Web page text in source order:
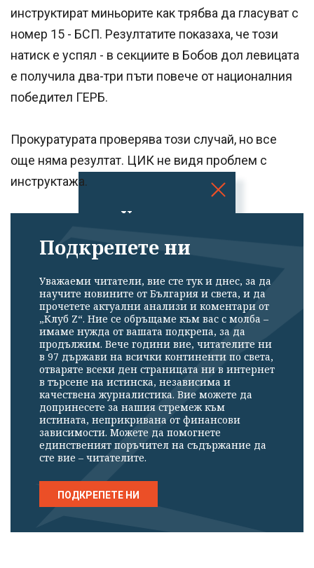
Успешно
профила си!
инструктират миньорите как трябва да гласуват с
номер 15 - БСП. Резултатите показаха, че този
натиск е успял - в секциите в Бобов дол левицата
е получила два-три пъти повече от националния
победител ГЕРБ.
Прокуратурата проверява този случай, но все
още няма резултат. ЦИК не видя проблем с
инструктажа.
Подкрепете ни
Уважаеми читатели, вие сте тук и днес, за да
научите новините от България и света, и да
прочетете актуални анализи и коментари от
„Клуб Z“. Ние се обръщаме към вас с молба –
имаме нужда от вашата подкрепа, за да
продължим. Вече години вие, читателите ни
в 97 държави на всички континенти по света,
отваряте всеки ден страницата ни в интернет
в търсене на истинска, независима и
качествена журналистика. Вие можете да
допринесете за нашия стремеж към
истината, неприкривана от финансови
зависимости. Можете да помогнете
единственият поръчител на съдържание да
сте вие – читателите.
ПОДКРЕПЕТЕ НИ